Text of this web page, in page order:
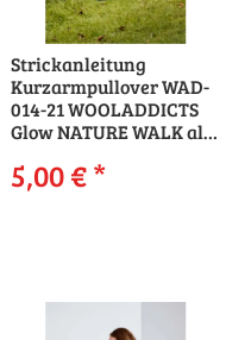
Strickanleitung
Kurzarmpullover WAD-
014-21 WOOLADDICTS
Glow NATURE WALK als
5,00 €*